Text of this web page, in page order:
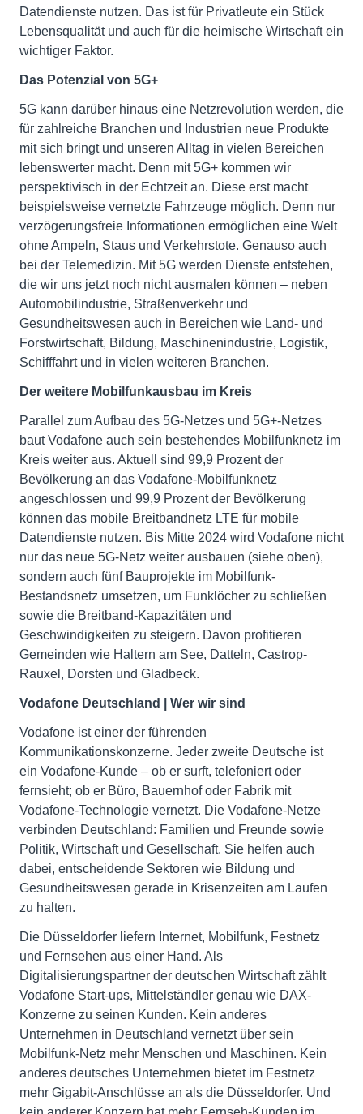
Datendienste nutzen. Das ist für Privatleute ein Stück
Lebensqualität und auch für die heimische Wirtschaft ein
wichtiger Faktor.
Das Potenzial von 5G+
5G kann darüber hinaus eine Netzrevolution werden, die
für zahlreiche Branchen und Industrien neue Produkte
mit sich bringt und unseren Alltag in vielen Bereichen
lebenswerter macht. Denn mit 5G+ kommen wir
perspektivisch in der Echtzeit an. Diese erst macht
beispielsweise vernetzte Fahrzeuge möglich. Denn nur
verzögerungsfreie Informationen ermöglichen eine Welt
ohne Ampeln, Staus und Verkehrstote. Genauso auch
bei der Telemedizin. Mit 5G werden Dienste entstehen,
die wir uns jetzt noch nicht ausmalen können – neben
Automobilindustrie, Straßenverkehr und
Gesundheitswesen auch in Bereichen wie Land- und
Forstwirtschaft, Bildung, Maschinenindustrie, Logistik,
Schifffahrt und in vielen weiteren Branchen.
Der weitere Mobilfunkausbau im Kreis
Parallel zum Aufbau des 5G-Netzes und 5G+-Netzes
baut Vodafone auch sein bestehendes Mobilfunknetz im
Kreis weiter aus. Aktuell sind 99,9 Prozent der
Bevölkerung an das Vodafone-Mobilfunknetz
angeschlossen und 99,9 Prozent der Bevölkerung
können das mobile Breitbandnetz LTE für mobile
Datendienste nutzen. Bis Mitte 2024 wird Vodafone nicht
nur das neue 5G-Netz weiter ausbauen (siehe oben),
sondern auch fünf Bauprojekte im Mobilfunk-
Bestandsnetz umsetzen, um Funklöcher zu schließen
sowie die Breitband-Kapazitäten und
Geschwindigkeiten zu steigern. Davon profitieren
Gemeinden wie Haltern am See, Datteln, Castrop-
Rauxel, Dorsten und Gladbeck.
Vodafone Deutschland | Wer wir sind
Vodafone ist einer der führenden
Kommunikationskonzerne. Jeder zweite Deutsche ist
ein Vodafone-Kunde – ob er surft, telefoniert oder
fernsieht; ob er Büro, Bauernhof oder Fabrik mit
Vodafone-Technologie vernetzt. Die Vodafone-Netze
verbinden Deutschland: Familien und Freunde sowie
Politik, Wirtschaft und Gesellschaft. Sie helfen auch
dabei, entscheidende Sektoren wie Bildung und
Gesundheitswesen gerade in Krisenzeiten am Laufen
zu halten.
Die Düsseldorfer liefern Internet, Mobilfunk, Festnetz
und Fernsehen aus einer Hand. Als
Digitalisierungspartner der deutschen Wirtschaft zählt
Vodafone Start-ups, Mittelständler genau wie DAX-
Konzerne zu seinen Kunden. Kein anderes
Unternehmen in Deutschland vernetzt über sein
Mobilfunk-Netz mehr Menschen und Maschinen. Kein
anderes deutsches Unternehmen bietet im Festnetz
mehr Gigabit-Anschlüsse an als die Düsseldorfer. Und